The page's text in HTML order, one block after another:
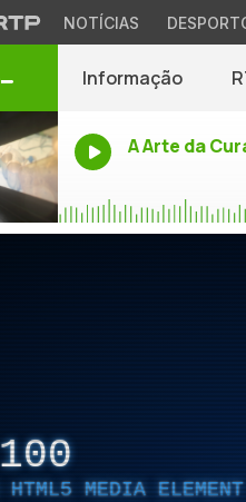
NOTÍCIAS
Informação
A Arte da
100
HTML5 MEDIA ELEMENT